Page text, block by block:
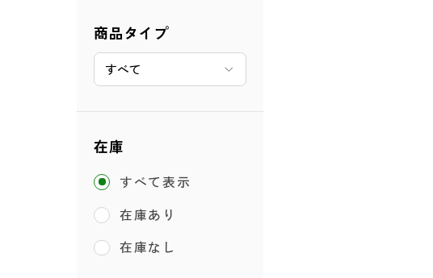
商品タイプ
在庫
すべて表示
在庫あり
在庫なし